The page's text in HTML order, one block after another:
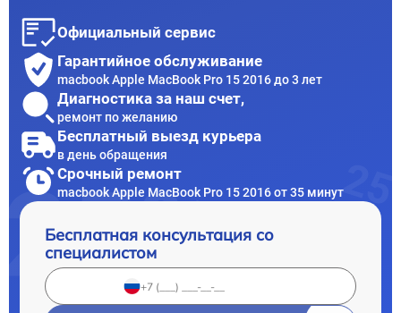
Официальный сервис
Гарантийное обслуживание
macbook Apple MacBook Pro 15 2016 до 3 лет
Диагностика за наш счет,
ремонт по желанию
Бесплатный выезд курьера
в день обращения
Срочный ремонт
macbook Apple MacBook Pro 15 2016 от 35 минут
Бесплатная консультация со
специалистом